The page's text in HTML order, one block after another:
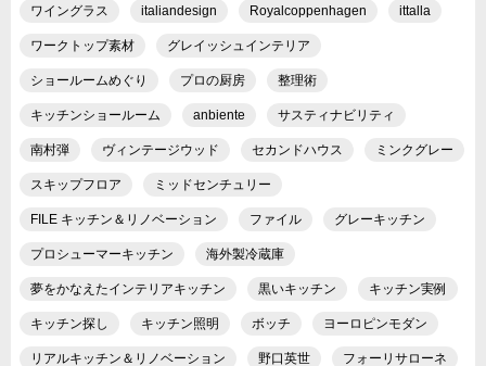
ワイングラス italiandesign Royalcoppenhagen ittalla
ワークトップ素材 グレイッシュインテリア
ショールームめぐり プロの厨房 整理術
キッチンショールーム anbiente サスティナビリティ
南村弾 ヴィンテージウッド セカンドハウス ミンクグレー
スキップフロア ミッドセンチュリー
FILE キッチン＆リノベーション ファイル グレーキッチン
プロシューマーキッチン 海外製冷蔵庫
夢をかなえたインテリアキッチン 黒いキッチン キッチン実例
キッチン探し キッチン照明 ボッチ ヨーロピンモダン
リアルキッチン＆リノベーション 野口英世 フォーリサローネ